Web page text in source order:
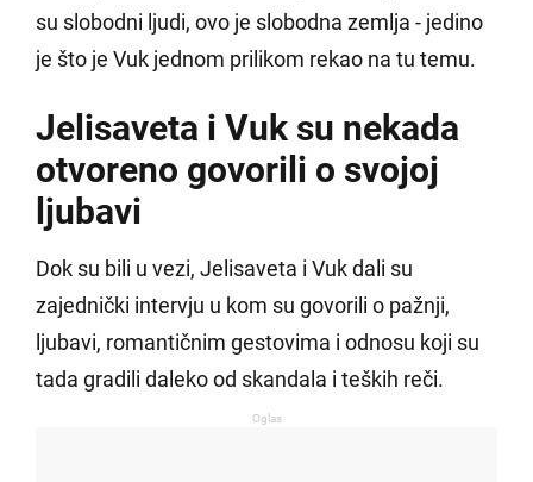
su slobodni ljudi, ovo je slobodna zemlja - jedino
je što je Vuk jednom prilikom rekao na tu temu.
Jelisaveta i Vuk su nekada
otvoreno govorili o svojoj
ljubavi
Dok su bili u vezi, Jelisaveta i Vuk dali su
zajednički intervju u kom su govorili o pažnji,
ljubavi, romantičnim gestovima i odnosu koji su
tada gradili daleko od skandala i teških reči.
Oglas